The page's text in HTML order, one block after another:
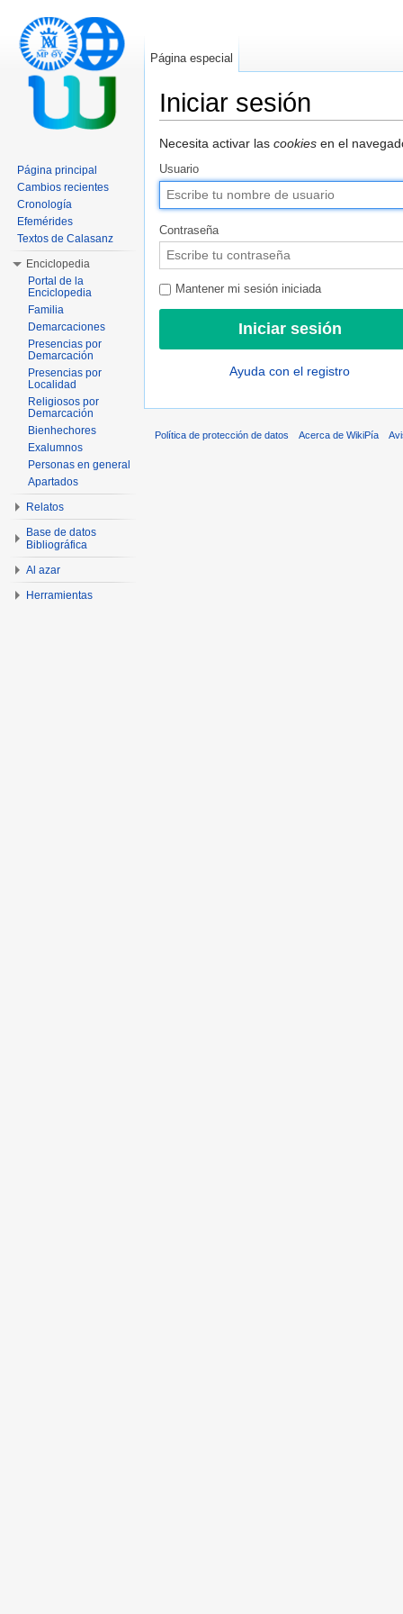
Iniciar sesión
Necesita activar las cookies en el
Usuario
Contraseña
Mantener mi sesión iniciada
Ayuda con el registro
Página especial
Página principal
Cambios recientes
Cronología
Efemérides
Textos de Calasanz
Enciclopedia
Portal de la
Enciclopedia
Familia
Demarcaciones
Presencias por
Demarcación
Presencias por
Localidad
Religiosos por
Demarcación
Bienhechores
Exalumnos
Personas en general
Apartados
Relatos
Base de datos
Bibliográfica
Al azar
Herramientas
Política de protección de datos Acerca de WikiPía